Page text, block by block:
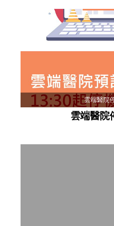
雲端醫院
雲端醫院